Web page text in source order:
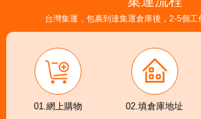
台灣集運，包裹到達集運倉庫後，2-5個工
01.網上購物 02.填倉庫地址